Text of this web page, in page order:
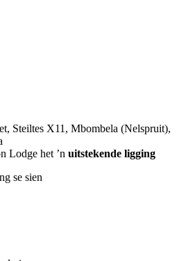
Steiltes X11, Mbombela (Nelspruit),
Lodge het ’n uitstekende ligging